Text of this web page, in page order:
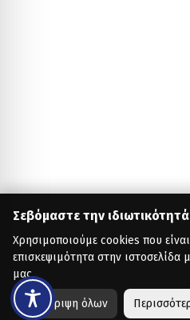
Σεβόμαστε την
Χρησιμοποιούμε cookies που
επισκεψιμότητα στην
μας.
Απόρριψη όλων